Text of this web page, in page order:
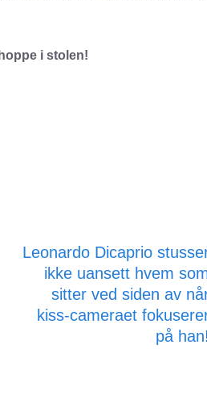
i stolen!
Leonardo Dicaprio
ikke uansett hvem
sitter ved siden av
kiss-cameraet
på han!